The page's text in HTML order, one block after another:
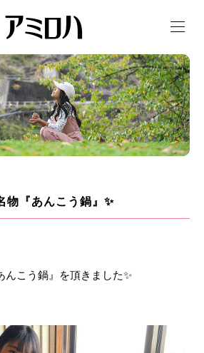
t
g
l
e
n
a
v
i
g
a
t
物『あんこう鍋』✨
んこう鍋』を頂きました✨